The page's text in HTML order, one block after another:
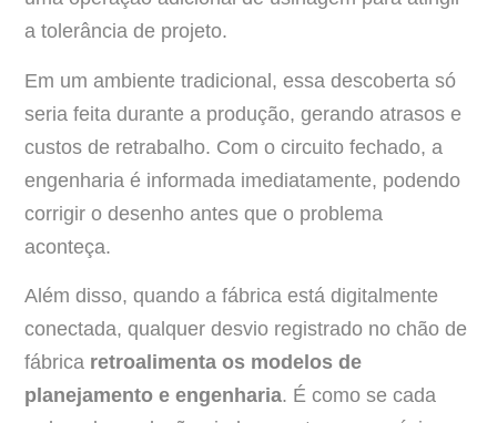
a tolerância de projeto.
Em um ambiente tradicional, essa descoberta só
seria feita durante a produção, gerando atrasos e
custos de retrabalho. Com o circuito fechado, a
engenharia é informada imediatamente, podendo
corrigir o desenho antes que o problema
aconteça.
Além disso, quando a fábrica está digitalmente
conectada, qualquer desvio registrado no chão de
fábrica retroalimenta os modelos de
planejamento e engenharia. É como se cada